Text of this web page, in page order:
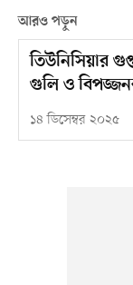
আরও পড়ুন
তিউনিসিয়ার
গুলি ও
১৪ ডিসেম্বর ২০২৫